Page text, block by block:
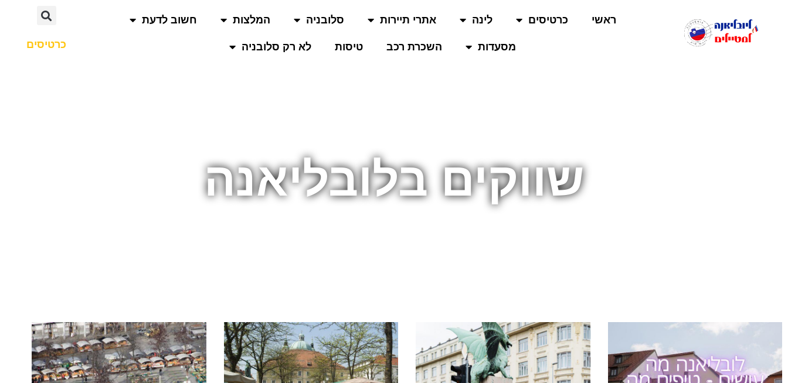
ראשי כרטיסים לינה אתרי תיירות סלובניה המלצות חשוב לדעת
מסעדות השכרת רכב טיסות לא רק סלובניה כרטיסים
שווקים בלובליאנה